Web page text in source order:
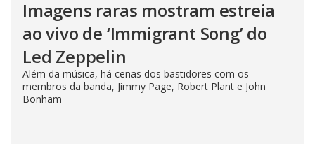
Imagens raras mostram estreia
ao vivo de ‘Immigrant Song’ do
Led Zeppelin
Além da música, há cenas dos bastidores com os
membros da banda, Jimmy Page, Robert Plant e John
Bonham